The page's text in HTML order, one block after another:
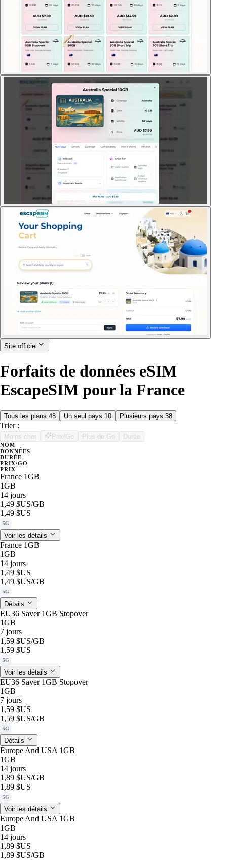
Site officiel
Forfaits de données eSIM
EscapeSIM pour la France
Tous les plans 48 Un seul pays 10 Plusieurs pays 38
Trier :
Moins cher Prix/Go Plus de Go Durée
NOM
DONNÉES
DURÉE
PRIX/GO
PRIX
France 1GB
1GB
14 jours
1,49 $US/GB
1,49 $US
5G
Voir les détails
France 1GB
1GB
14 jours
1,49 $US
1,49 $US/GB
5G
Détails
EU36 Saver 1GB Stopover
1GB
7 jours
1,59 $US/GB
1,59 $US
5G
Voir les détails
EU36 Saver 1GB Stopover
1GB
7 jours
1,59 $US
1,59 $US/GB
5G
Détails
Europe And USA 1GB
1GB
14 jours
1,89 $US/GB
1,89 $US
5G
Voir les détails
Europe And USA 1GB
1GB
14 jours
1,89 $US
1,89 $US/GB